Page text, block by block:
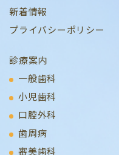
新着情報
プライバシーポリシー
診療案内
一般歯科
小児歯科
口腔外科
歯周病
審美歯科